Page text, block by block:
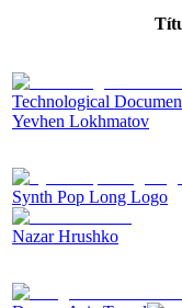
Technological
Yevhen Lokhmatov
Synth Pop Long Logo
Nazar Hrushko